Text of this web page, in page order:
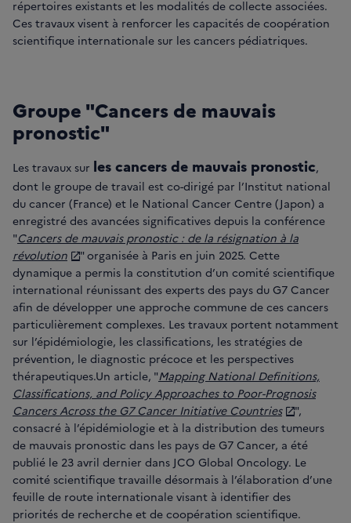
répertoires existants et les modalités de collecte associées.
Ces travaux visent à renforcer les capacités de coopération
scientifique internationale sur les cancers pédiatriques.
Groupe "Cancers de mauvais
pronostic"
Les travaux sur les cancers de mauvais pronostic,
dont le groupe de travail est co-dirigé par l’Institut national
du cancer (France) et le National Cancer Centre (Japon) a
enregistré des avancées significatives depuis la conférence
"Cancers de mauvais pronostic : de la résignation à la
révolution
" organisée à Paris en juin 2025. Cette
dynamique a permis la constitution d’un comité scientifique
international réunissant des experts des pays du G7 Cancer
afin de développer une approche commune de ces cancers
particulièrement complexes. Les travaux portent notamment
sur l’épidémiologie, les classifications, les stratégies de
prévention, le diagnostic précoce et les perspectives
thérapeutiques.Un article, "Mapping National Definitions,
Classifications, and Policy Approaches to Poor-Prognosis
Cancers Across the G7 Cancer Initiative Countries
",
consacré à l’épidémiologie et à la distribution des tumeurs
de mauvais pronostic dans les pays de G7 Cancer, a été
publié le 23 avril dernier dans JCO Global Oncology. Le
comité scientifique travaille désormais à l’élaboration d’une
feuille de route internationale visant à identifier des
priorités de recherche et de coopération scientifique.